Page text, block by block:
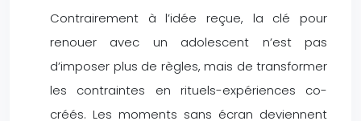
Contrairement à l’idée reçue, la clé pour
renouer avec un adolescent n’est pas
d’imposer plus de règles, mais de transformer
les contraintes en rituels-expériences co-
créés. Les moments sans écran deviennent